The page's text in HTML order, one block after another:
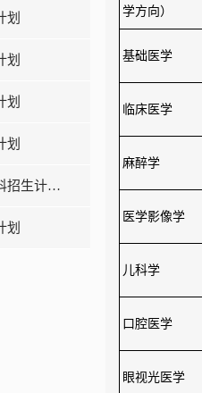
划
划
划
划
招生计…
划
学方向）
基础医学
临床医学
麻醉学
医学影像学
儿科学
口腔医学
眼视光医学